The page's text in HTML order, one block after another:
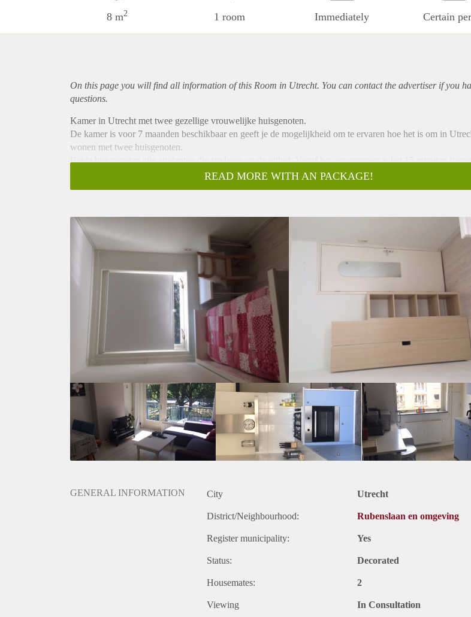
8 m2 1 room Immediately Certain
On this page you will find all information of this Room in Utrecht. You can contact the advertiser if you
questions.
Kamer in Utrecht met twee gezellige vrouwelijke huisgenoten.
De kamer is voor 7 maanden beschikbaar en geeft je de mogelijkheid om te ervaren hoe het is om in
wonen met twee huisgenoten.
Beide huisgenoten zijn studenten die studeren op de uithof. Vanaf het appartement is het 15 minuten
Het IBB hof met een Jumbo, kruidvat, Primera, ect. op 5 minuten fietsafstand. De kamer is inclusief g/w/l
READ MORE WITH AN PACKAGE!
GENERAL INFORMATION City Utrecht
District/Neighbourhood: Rubenslaan en omgeving
Register municipality: Yes
Status: Decorated
Housemates: 2
Viewing In Consultation